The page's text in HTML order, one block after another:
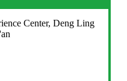
Center, Deng Ling